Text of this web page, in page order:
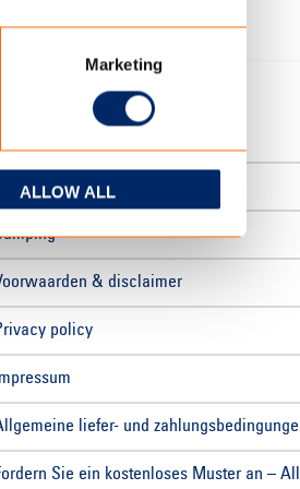
Marketing
ALLOW ALL
QUICK LINKS
Über uns
& disclaimer
policy
Impressum
liefer- und
Sie ein kostenloses Muster an –